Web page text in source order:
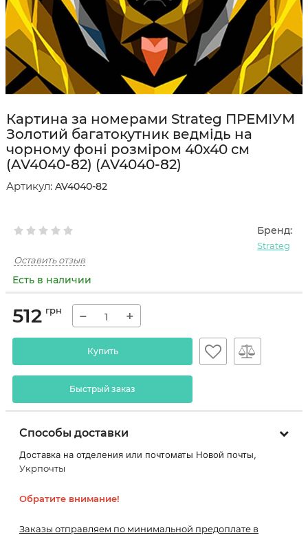
Картина за номерами Strateg ПРЕМІУМ
Золотий багатокутник ведмідь на
чорному фоні розміром 40х40 см
(AV4040-82) (AV4040-82)
Артикул: AV4040-82
Бренд:
Strateg
Оставить отзыв
Есть в наличии
512 грн − +
Купить
Быстрый заказ
Способы доставки
Доставка на отделения или почтоматы Новой почты,
Укрпочты
Обратите внимание!
Заказы отправляем по минимальной предоплате в